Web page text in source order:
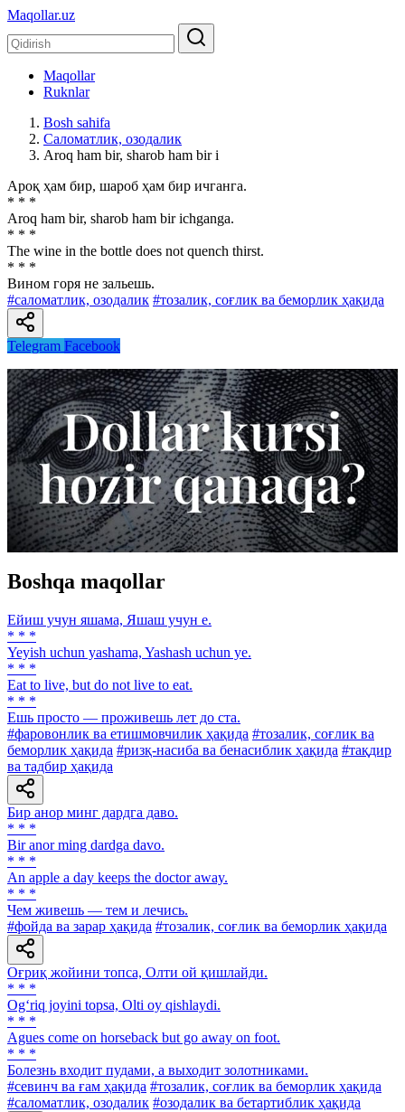
Maqollar.uz
Maqollar
Ruknlar
Bosh sahifa
Саломатлик, озодалик
Аroq ham bir, sharob ham bir i
Ароқ ҳам бир, шароб ҳам бир ичганга.
* * *
Аroq ham bir, sharob ham bir ichganga.
* * *
The wine in the bottle does not quench thirst.
* * *
Вином горя не зальешь.
#саломатлик, озодалик #тозалик, соғлик ва беморлик ҳақида
Telegram Facebook
Boshqa maqollar
Ейиш учун яшама, Яшаш учун е.
* * *
Yeyish uchun yashama, Yashash uchun ye.
* * *
Eat to live, but do not live to eat.
* * *
Ешь просто — проживешь лет до ста.
#фаровонлик ва етишмовчилик ҳақида #тозалик, соғлик ва
беморлик ҳақида #ризқ-насиба ва бенасиблик ҳақида #тақдир
ва тадбир ҳақида
Бир анор минг дардга даво.
* * *
Bir anor ming dardga davo.
* * *
An apple a day keeps the doctor away.
* * *
Чем живешь — тем и лечись.
#фойда ва зарар ҳақида #тозалик, соғлик ва беморлик ҳақида
Оғриқ жойини топса, Олти ой қишлайди.
* * *
Og‘riq joyini topsa, Olti oy qishlaydi.
* * *
Agues come on horseback but go away on foot.
* * *
Болезнь входит пудами, а выходит золотниками.
#севинч ва ғам ҳақида #тозалик, соғлик ва беморлик ҳақида
#саломатлик, озодалик #озодалик ва бетартиблик ҳақида